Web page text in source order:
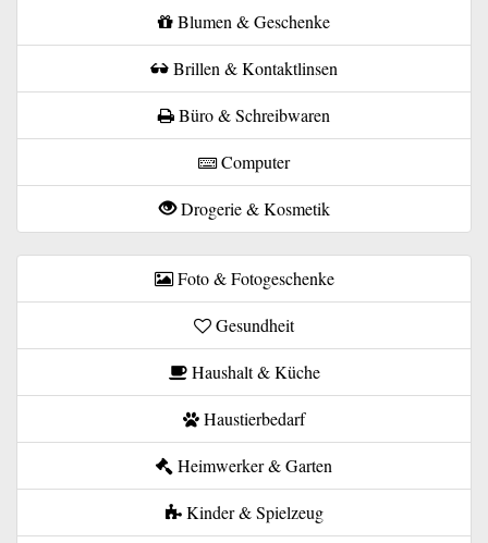
Blumen & Geschenke
Brillen & Kontaktlinsen
Büro & Schreibwaren
Computer
Drogerie & Kosmetik
Foto & Fotogeschenke
Gesundheit
Haushalt & Küche
Haustierbedarf
Heimwerker & Garten
Kinder & Spielzeug